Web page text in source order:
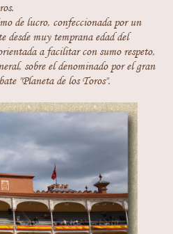
de lucro, confeccionada por un
muy temprana edad del
a facilitar con sumo respeto,
sobre el denominado por el gran
"Planeta de los Toros".